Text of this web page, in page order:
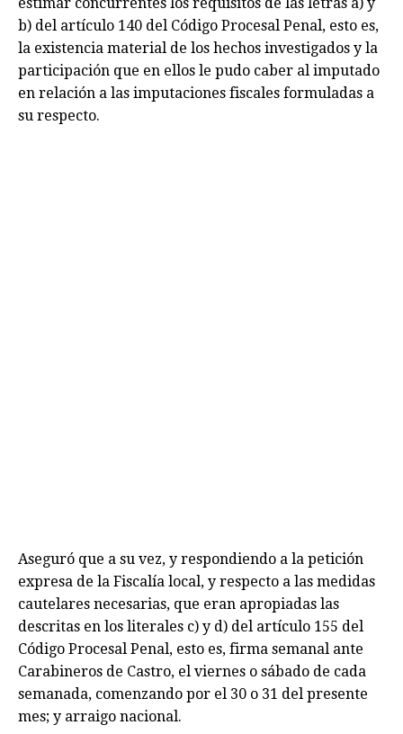
b) del artículo 140 del Código Procesal Penal, esto es,
la existencia material de los hechos investigados y la
participación que en ellos le pudo caber al imputado
en relación a las imputaciones fiscales formuladas a
su respecto.
Aseguró que a su vez, y respondiendo a la petición
expresa de la Fiscalía local, y respecto a las medidas
cautelares necesarias, que eran apropiadas las
descritas en los literales c) y d) del artículo 155 del
Código Procesal Penal, esto es, firma semanal ante
Carabineros de Castro, el viernes o sábado de cada
semanada, comenzando por el 30 o 31 del presente
mes; y arraigo nacional.